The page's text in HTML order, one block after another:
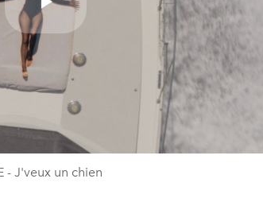
Play
Video
- J'veux un chien